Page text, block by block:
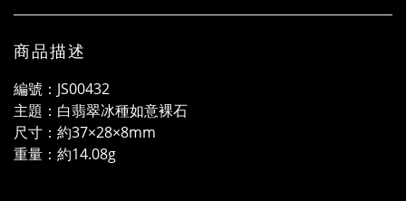
商品描述
編號：JS00432
主題：白翡翠冰種如意裸石
尺寸：約37×28×8mm
重量：約14.08g